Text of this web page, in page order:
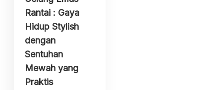
Rantai : Gaya
Hidup Stylish
dengan
Sentuhan
Mewah yang
Praktis